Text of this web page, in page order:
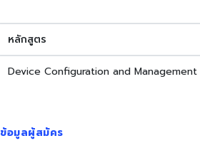
หลักสูตร
Device Configuration and Management
ข้อมูลผู้สมัคร